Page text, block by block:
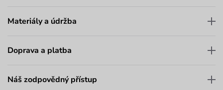
Materiály a údržba
Doprava a platba
Náš zodpovědný přístup